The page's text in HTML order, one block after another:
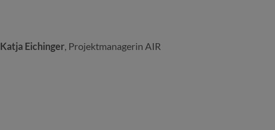
Katja Eichinger, Projektmanagerin AIR